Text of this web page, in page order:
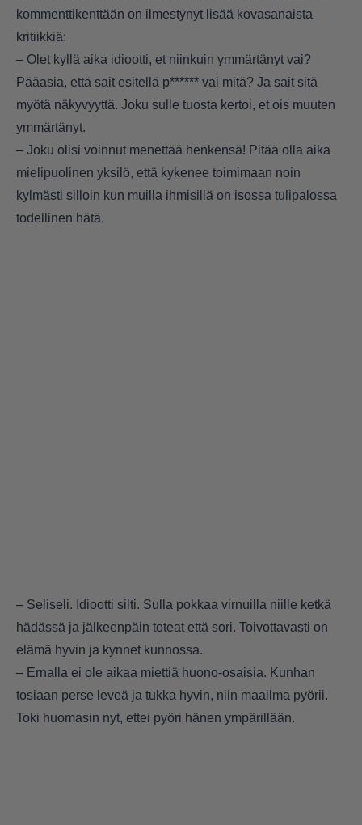
kommenttikenttään on ilmestynyt lisää kovasanaista
kritiikkiä:
– Olet kyllä aika idiootti, et niinkuin ymmärtänyt vai?
Pääasia, että sait esitellä p****** vai mitä? Ja sait sitä
myötä näkyvyyttä. Joku sulle tuosta kertoi, et ois muuten
ymmärtänyt.
– Joku olisi voinnut menettää henkensä! Pitää olla aika
mielipuolinen yksilö, että kykenee toimimaan noin
kylmästi silloin kun muilla ihmisillä on isossa tulipalossa
todellinen hätä.
– Seliseli. Idiootti silti. Sulla pokkaa virnuilla niille ketkä
hädässä ja jälkeenpäin toteat että sori. Toivottavasti on
elämä hyvin ja kynnet kunnossa.
– Ernalla ei ole aikaa miettiä huono-osaisia. Kunhan
tosiaan perse leveä ja tukka hyvin, niin maailma pyörii.
Toki huomasin nyt, ettei pyöri hänen ympärillään.